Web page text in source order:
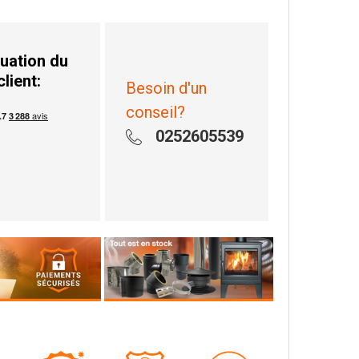
du
Besoin d'un
conseil?
0252605539